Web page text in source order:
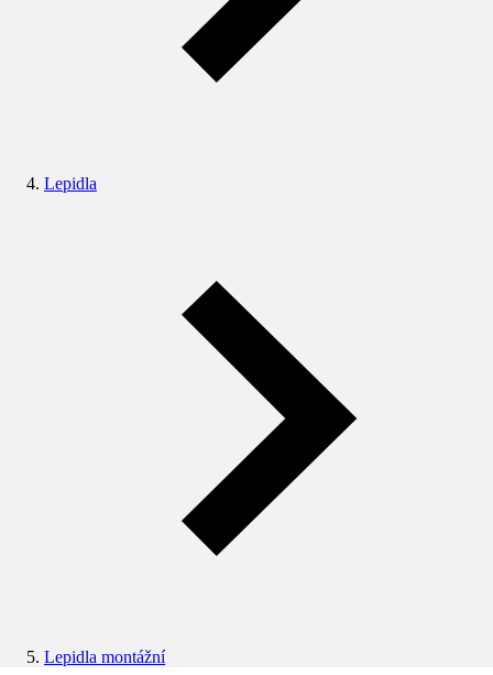
Lepidla
Lepidla montážní